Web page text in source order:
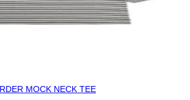
MOCK NECK TEE